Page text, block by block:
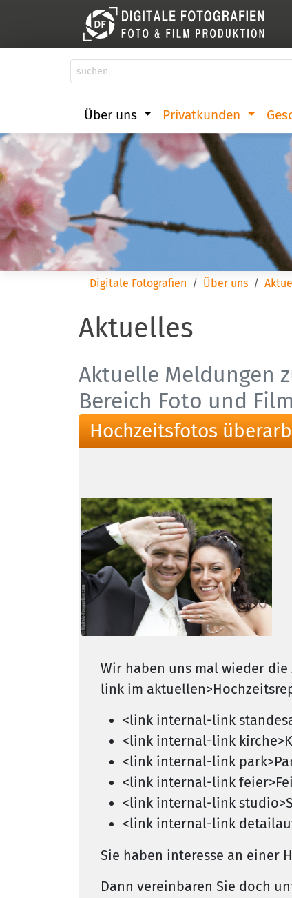
Über uns Privatkunden
Digitale Fotografien Über uns
Aktuelles
Aktuelle Meldungen
Bereich Foto und
Hochzeitsfotos
Wir haben uns mal wieder
link im
<link internal-link
<link internal-link
<link internal-link
<link internal-link
<link internal-link
<link internal-link
Sie haben interesse an einer
Dann vereinbaren Sie doch